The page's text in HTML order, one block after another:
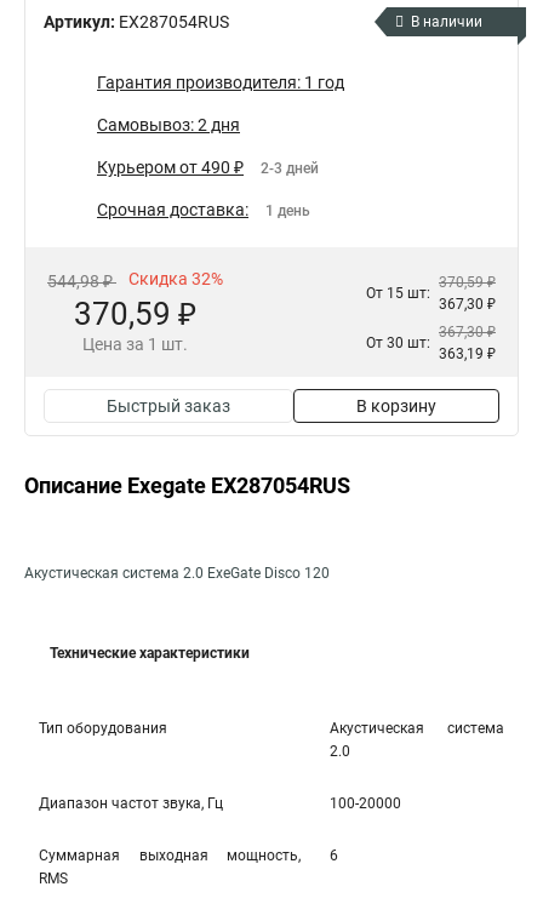
Артикул: EX287054RUS В наличии
Гарантия производителя: 1 год
Самовывоз: 2 дня
Курьером от 490 ₽ 2-3 дней
Срочная доставка: 1 день
544,98 ₽ Скидка 32%
370,59 ₽
Цена за 1 шт.
От 15 шт:
370,59 ₽
367,30 ₽
От 30 шт:
367,30 ₽
363,19 ₽
Быстрый заказ В корзину
Описание Exegate EX287054RUS
Акустическая система 2.0 ExeGate Disco 120
Технические характеристики
Тип оборудования
Акустическая система
2.0
Диапазон частот звука, Гц 100-20000
Cуммарная выходная мощность,
RMS
6